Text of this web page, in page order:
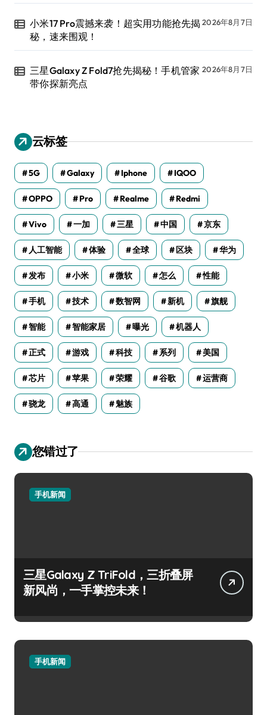
小米17 Pro震撼来袭！超实用功能抢先揭
秘，速来围观！
2026年8月7日
三星Galaxy Z Fold7抢先揭秘！手机管家
带你探新亮点
2026年8月7日
云标签
5G Galaxy Iphone IQOO
OPPO Pro Realme Redmi
Vivo 一加 三星 中国 京东
人工智能 体验 全球 区块 华为
发布 小米 微软 怎么 性能
手机 技术 数智网 新机 旗舰
智能 智能家居 曝光 机器人
正式 游戏 科技 系列 美国
芯片 苹果 荣耀 谷歌 运营商
骁龙 高通 魅族
您错过了
手机新闻
三星Galaxy Z TriFold，三折叠屏
新风尚，一手掌控未来！
手机新闻